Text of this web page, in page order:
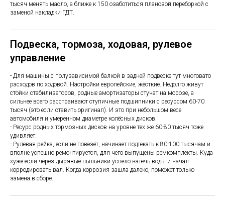
тысяч менять масло, а ближе к 150 озаботиться плановой переборкой с
заменой накладки ГДТ.
Подвеска, тормоза, ходовая, рулевое
управление
- Для машины с полузависимой балкой в задней подвеске тут многовато
расходов по ходовой. Настройки европейские, жёсткие. Недолго живут
стойки стабилизаторов, родные амортизаторы стучат на морозе, а
сильнее всего расстраивают ступичные подшипники с ресурсом 60-70
тысяч (это если ставить оригинал). И это при небольшом весе
автомобиля и умеренном диаметре колёсных дисков.
- Ресурс родных тормозных дисков на уровне тех же 60-80 тысяч тоже
удивляет.
- Рулевая рейка, если не повезёт, начинает подтекать к 80-100 тысячам и
вполне успешно ремонтируется, для чего выпущены ремкомплекты. Куда
хуже если через дырявые пыльники успело натечь воды и начал
корродировать вал. Когда коррозия зашла далеко, поможет только
замена в сборе.